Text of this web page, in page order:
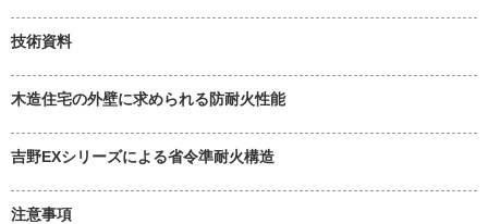
技術資料
木造住宅の外壁に求められる防耐火性能
吉野EXシリーズによる省令準耐火構造
注意事項